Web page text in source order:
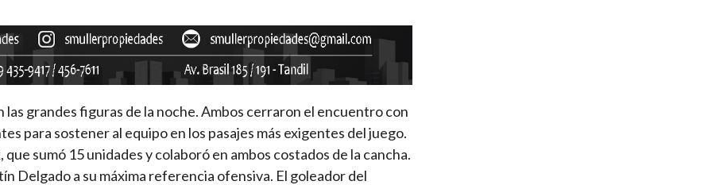
grandes figuras de la noche. Ambos cerraron el encuentro con
para sostener al equipo en los pasajes más exigentes del juego.
sumó 15 unidades y colaboró en ambos costados de la cancha.
Delgado a su máxima referencia ofensiva. El goleador del